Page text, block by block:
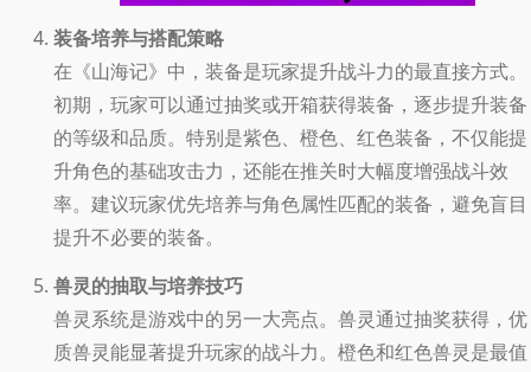
装备培养与搭配策略
在《山海记》中，装备是玩家提升战斗力的最直接方式。
初期，玩家可以通过抽奖或开箱获得装备，逐步提升装备
的等级和品质。特别是紫色、橙色、红色装备，不仅能提
升角色的基础攻击力，还能在推关时大幅度增强战斗效
率。建议玩家优先培养与角色属性匹配的装备，避免盲目
提升不必要的装备。
兽灵的抽取与培养技巧
兽灵系统是游戏中的另一大亮点。兽灵通过抽奖获得，优
质兽灵能显著提升玩家的战斗力。橙色和红色兽灵是最值